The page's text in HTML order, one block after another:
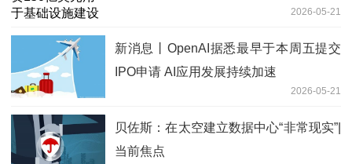
2026-05-21
新消息丨OpenAI据悉最早于本周五提交
IPO申请 AI应用发展持续加速
2026-05-21
贝佐斯：在太空建立数据中心“非常现实”|
当前焦点